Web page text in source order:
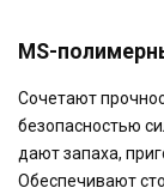
MS-
Сочетают
безопасностью
дают запаха,
Обеспечивают